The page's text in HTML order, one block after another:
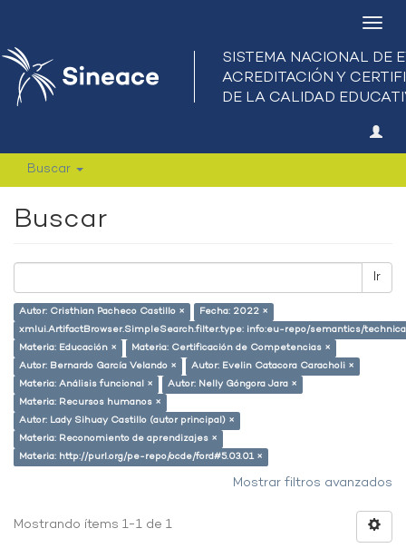
Buscar
Buscar
Ir
Autor: Cristhian Pacheco Castillo ×
Fecha: 2022 ×
xmlui.ArtifactBrowser.SimpleSearch.filter.type: info:eu-repo/semantics/
Materia: Educación ×
Materia: Certificación de Competencias ×
Autor: Bernardo García Velando ×
Autor: Evelin Catacora Caracholi ×
Materia: Análisis funcional ×
Autor: Nelly Góngora Jara ×
Materia: Recursos humanos ×
Autor: Lady Sihuay Castillo (autor principal) ×
Materia: Reconomiento de aprendizajes ×
Materia: http://purl.org/pe-repo/ocde/ford#5.03.01 ×
Mostrar filtros avanzados
Mostrando ítems 1-1 de 1